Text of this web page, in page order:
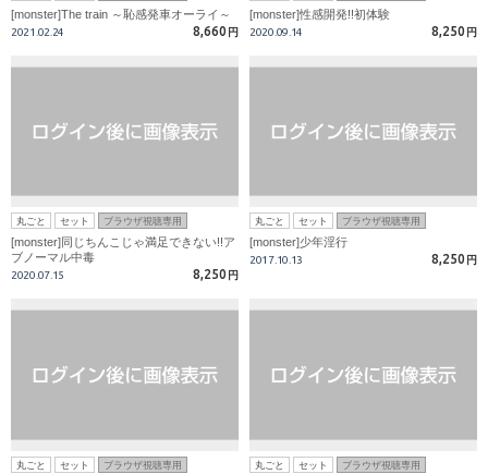
[monster]The train ～恥感発車オーライ～
2021.02.24 8,660 円
[monster]性感開発!!初体験
2020.09.14 8,250 円
丸ごと セット ブラウザ視聴専用
[monster]同じちんこじゃ満足できない!!ア
ブノーマル中毒
2020.07.15 8,250 円
丸ごと セット ブラウザ視聴専用
[monster]少年淫行
2017.10.13 8,250 円
丸ごと セット ブラウザ視聴専用 丸ごと セット ブラウザ視聴専用